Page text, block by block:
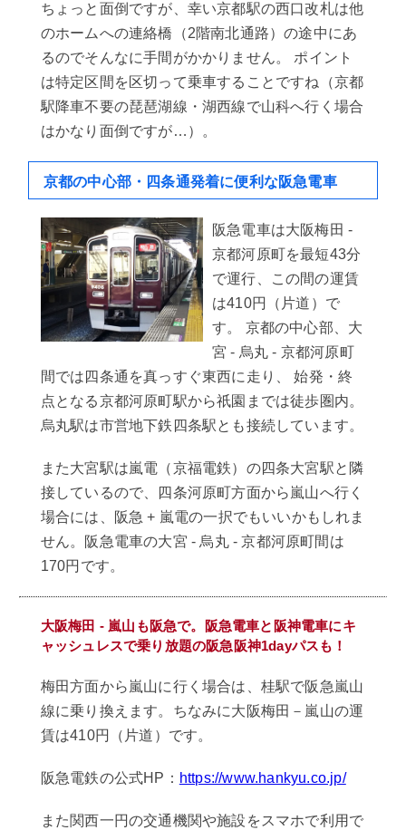
ちょっと面倒ですが、幸い京都駅の西口改札は他
のホームへの連絡橋（2階南北通路）の途中にあ
るのでそんなに手間がかかりません。 ポイント
は特定区間を区切って乗車することですね（京都
駅降車不要の琵琶湖線・湖西線で山科へ行く場合
はかなり面倒ですが…）。
京都の中心部・四条通発着に便利な阪急電車
阪急電車は大阪梅田 -
京都河原町を最短43分
で運行、この間の運賃
は410円（片道）で
す。 京都の中心部、大
宮 - 烏丸 - 京都河原町
間では四条通を真っすぐ東西に走り、 始発・終
点となる京都河原町駅から祇園までは徒歩圏内。
烏丸駅は市営地下鉄四条駅とも接続しています。
また大宮駅は嵐電（京福電鉄）の四条大宮駅と隣
接しているので、四条河原町方面から嵐山へ行く
場合には、阪急 + 嵐電の一択でもいいかもしれま
せん。阪急電車の大宮 - 烏丸 - 京都河原町間は
170円です。
大阪梅田 - 嵐山も阪急で。阪急電車と阪神電車にキ
ャッシュレスで乗り放題の阪急阪神1dayパスも！
梅田方面から嵐山に行く場合は、桂駅で阪急嵐山
線に乗り換えます。ちなみに大阪梅田－嵐山の運
賃は410円（片道）です。
阪急電鉄の公式HP： https://www.hankyu.co.jp/
また関西一円の交通機関や施設をスマホで利用で